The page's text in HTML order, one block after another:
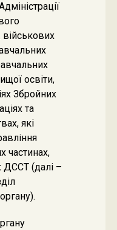
військових
освіти,
Збройних
та
які
частинах,
ДССТ (далі –